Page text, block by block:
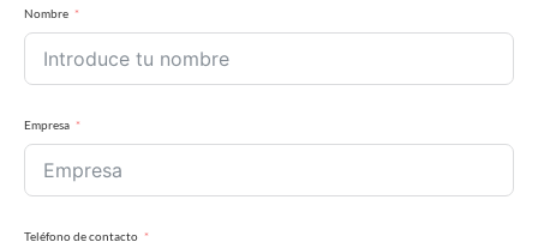
Nombre
Empresa
Teléfono de contacto